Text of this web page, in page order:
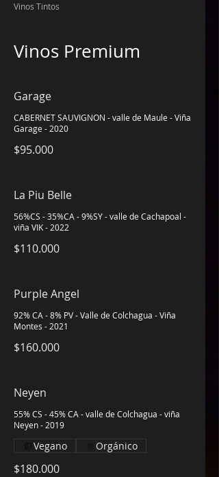
Vinos Tintos
Vinos Premium
Garage
CABERNET SAUVIGNON - valle de Maule - Viña
Garage - 2020
$95.000
La Piu Belle
56%CS - 35%CA - 9%SY - valle de Cachapoal -
viña VIK - 2022
$110.000
Purple Angel
92% CA - 8% PV - Valle de Colchagua - Viña
Montes - 2021
$160.000
Neyen
55% CS - 45% CA - valle de Colchagua - viña
Neyen - 2019
$180.000
Vegano Orgánico